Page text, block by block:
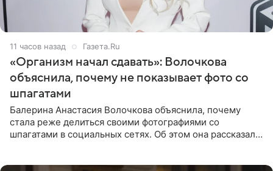
11 часов назад Газета.Ru
«Организм начал сдавать»: Волочкова
объяснила, почему не показывает фото со
шпагатами
Балерина Анастасия Волочкова объяснила, почему
стала реже делиться своими фотографиями со
шпагатами в социальных сетях. Об этом она рассказала